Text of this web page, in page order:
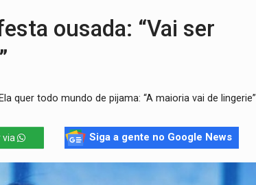
ousada: “Vai ser
quer todo mundo de pijama: “A maioria vai de lingerie”
via Siga a gente no Google News